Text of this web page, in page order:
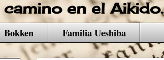
en el Aikido.
Bokken Familia Ueshiba